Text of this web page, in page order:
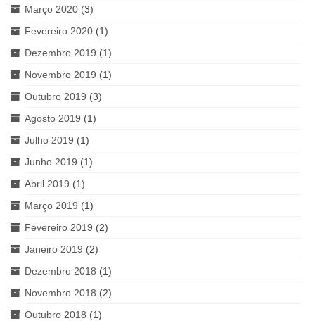
Março 2020 (3)
Fevereiro 2020 (1)
Dezembro 2019 (1)
Novembro 2019 (1)
Outubro 2019 (3)
Agosto 2019 (1)
Julho 2019 (1)
Junho 2019 (1)
Abril 2019 (1)
Março 2019 (1)
Fevereiro 2019 (2)
Janeiro 2019 (2)
Dezembro 2018 (1)
Novembro 2018 (2)
Outubro 2018 (1)